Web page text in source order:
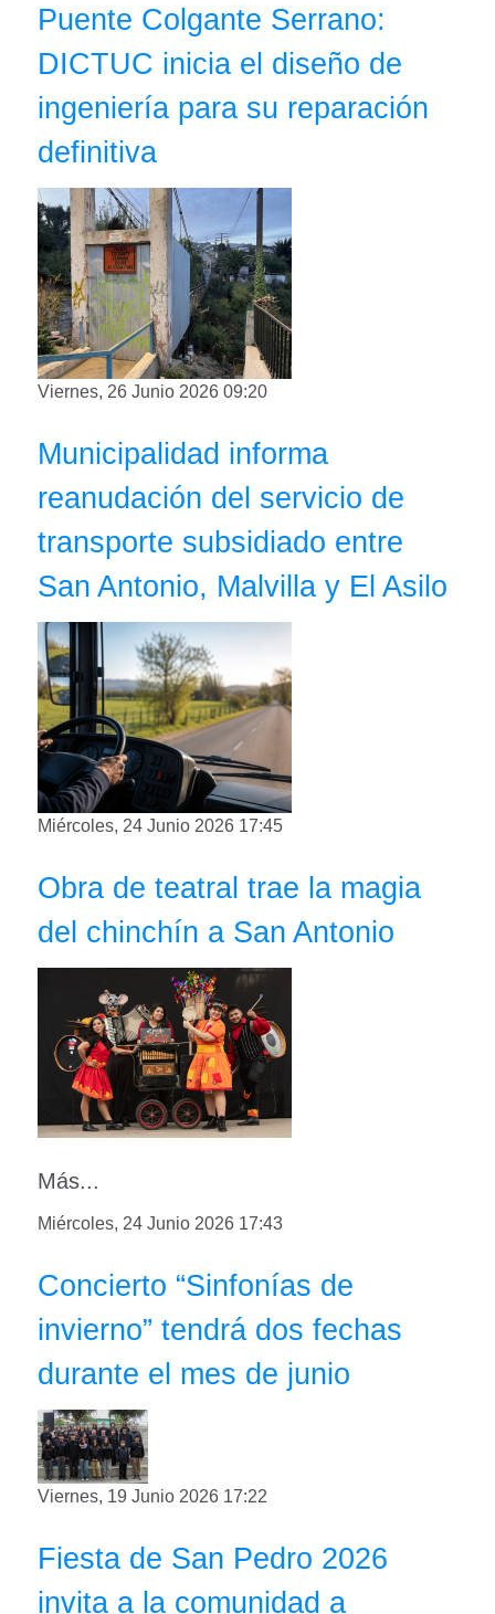
Puente Colgante Serrano:
DICTUC inicia el diseño de
ingeniería para su reparación
definitiva
Viernes, 26 Junio 2026 09:20
Municipalidad informa
reanudación del servicio de
transporte subsidiado entre
San Antonio, Malvilla y El Asilo
Miércoles, 24 Junio 2026 17:45
Obra de teatral trae la magia
del chinchín a San Antonio
Más...
Miércoles, 24 Junio 2026 17:43
Concierto “Sinfonías de
invierno” tendrá dos fechas
durante el mes de junio
Viernes, 19 Junio 2026 17:22
Fiesta de San Pedro 2026
invita a la comunidad a